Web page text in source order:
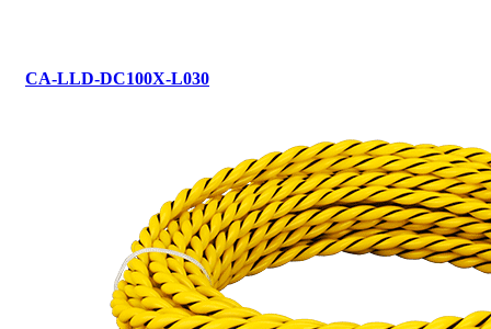
CA-LLD-DC100X-L030